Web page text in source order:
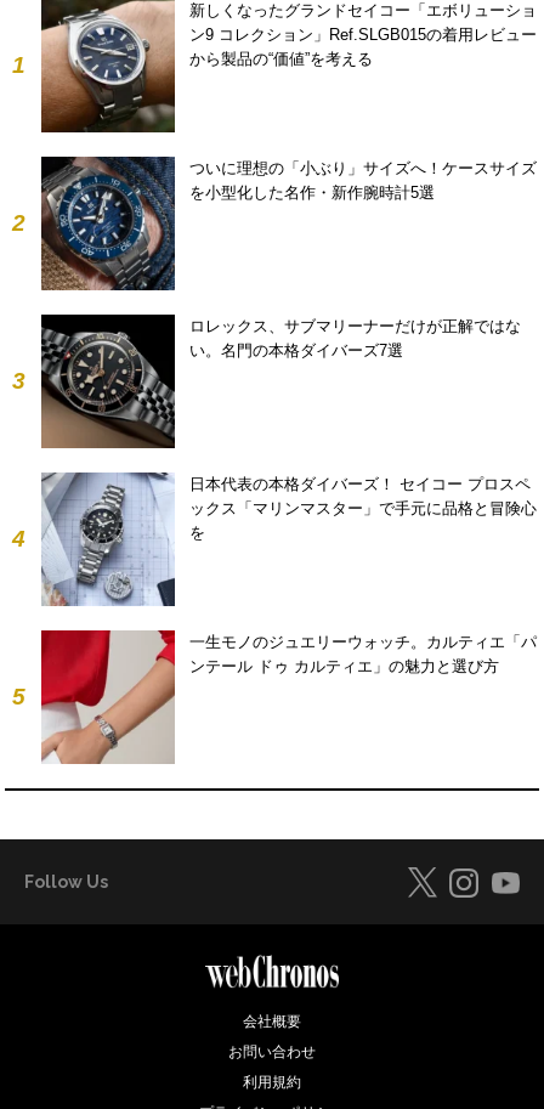
1
新しくなったグランドセイコー「エボリューショ
ン9 コレクション」Ref.SLGB015の着用レビュー
から製品の“価値”を考える
2
ついに理想の「小ぶり」サイズへ！ケースサイズ
を小型化した名作・新作腕時計5選
3
ロレックス、サブマリーナーだけが正解ではな
い。名門の本格ダイバーズ7選
4
日本代表の本格ダイバーズ！ セイコー プロスペ
ックス「マリンマスター」で手元に品格と冒険心
を
5
一生モノのジュエリーウォッチ。カルティエ「パ
ンテール ドゥ カルティエ」の魅力と選び方
Follow Us
会社概要
お問い合わせ
利用規約